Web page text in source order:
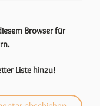
Browser für
Liste hinzu!